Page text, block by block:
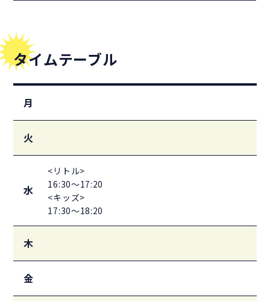
タイムテーブル
月
火
水
<リトル>
16:30～17:20
<キッズ>
17:30～18:20
木
金